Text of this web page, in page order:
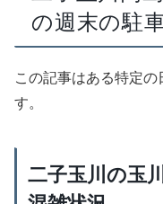
の週末の駐
この記事はある特定
す。
二子玉川の玉